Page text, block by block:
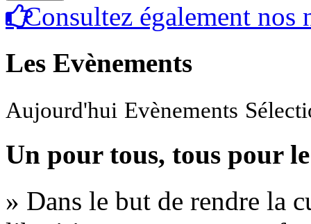
Consultez également nos
Les Evènements
Aujourd'hui Evènements
Un pour tous, tous pour
» Dans le but de rendre la